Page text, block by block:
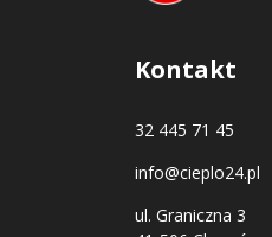
Kontakt
32 445 71 45
info@cieplo24.pl
ul. Graniczna 3